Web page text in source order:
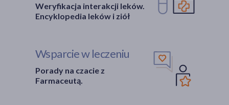
Weryfikacja interakcji leków.
Encyklopedia leków i ziół
Wsparcie w leczeniu
Porady na czacie z
Farmaceutą.